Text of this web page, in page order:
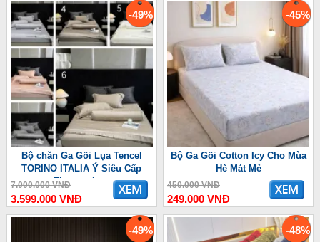
-49%
Bộ chăn Ga Gối Lụa Tencel
TORINO ITALIA Ý Siêu Cấp
Thượng Lưu
7.000.000 VNĐ
3.599.000 VNĐ
-45%
Bộ Ga Gối Cotton Icy Cho Mùa
Hè Mát Mẻ
450.000 VNĐ
249.000 VNĐ
-49% -48%